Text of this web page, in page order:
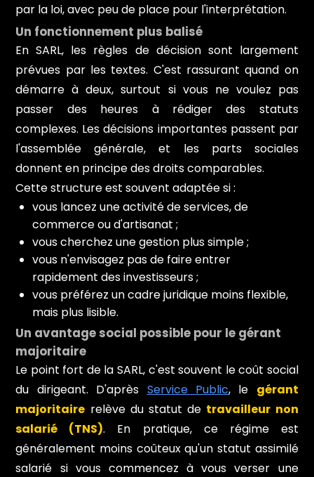
par la loi, avec peu de place pour l'interprétation.
Un fonctionnement plus balisé
En SARL, les règles de décision sont largement
prévues par les textes. C'est rassurant quand on
démarre à deux, surtout si vous ne voulez pas
passer des heures à rédiger des statuts
complexes. Les décisions importantes passent par
l'assemblée générale, et les parts sociales
donnent en principe des droits comparables.
Cette structure est souvent adaptée si :
vous lancez une activité de services, de
commerce ou d'artisanat ;
vous cherchez une gestion plus simple ;
vous n'envisagez pas de faire entrer
rapidement des investisseurs ;
vous préférez un cadre juridique moins flexible,
mais plus lisible.
Un avantage social possible pour le gérant
majoritaire
Le point fort de la SARL, c'est souvent le coût social
du dirigeant. D'après Service Public, le gérant
majoritaire relève du statut de travailleur non
salarié (TNS). En pratique, ce régime est
généralement moins coûteux qu'un statut assimilé
salarié si vous commencez à vous verser une